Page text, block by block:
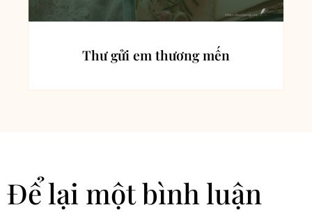
Thư gửi em thương mến
Để lại một bình luận